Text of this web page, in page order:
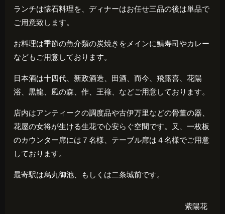
ランチは懐石料理を、ディナーはお任せ三品の後は単品で
ご用意致します。
お料理は季節の魚介類の炭焼きをメインに鯖寿司やカレー
などもご用意しております。
日本酒は十四代、新政酒造、田酒、而今、飛露喜、花陽
浴、黒龍、風の森、作、王祿、などご用意しております。
店内はアンティークの調度品や古伊万里などの骨董の器、
花屋の女将が生ける生花で心安らぐ空間です。又、一枚板
のカウンター席には７名様、テーブル席は４名様でご用意
しております。
最寄駅は烏丸御池、もしくは二条城前です。
紫陽花